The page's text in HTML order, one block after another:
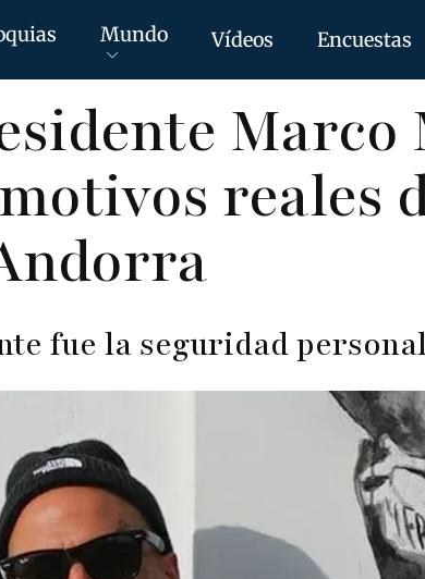
Mundo Vídeos Encuestas
Marco
reales
fue la seguridad